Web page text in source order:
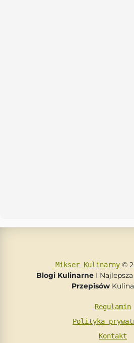
Mikser Kulinarny©
Blogi Kulinarne I Najlepsza
Przepisów
Regulamin
Polityka
Kontakt